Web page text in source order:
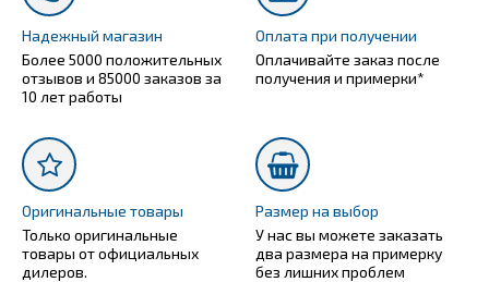
Надежный магазин
Более 5000 положительных
отзывов и 85000 заказов за
10 лет работы
Оплата при получении
Оплачивайте заказ после
получения и примерки*
Оригинальные товары
Только оригинальные
товары от официальных
дилеров.
Размер на выбор
У нас вы можете заказать
два размера на примерку
без лишних проблем